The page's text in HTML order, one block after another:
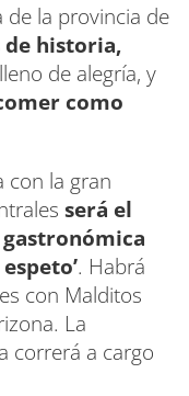
de la provincia de
de historia,
de alegría, y
como
con la gran
será el
. Habrá
con Malditos
La
correrá a cargo